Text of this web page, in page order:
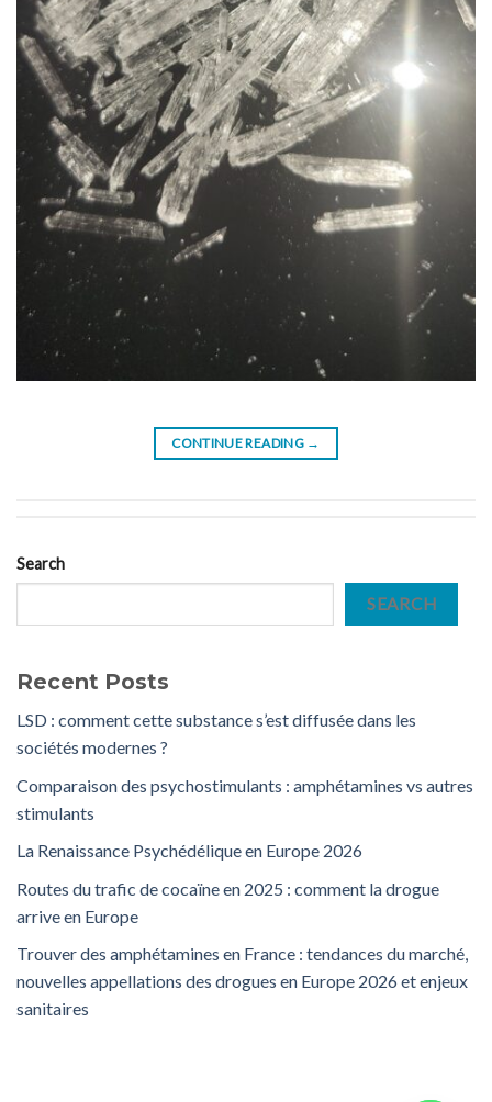
CONTINUE READING →
Search
SEARCH
Recent Posts
LSD : comment cette substance s’est diffusée dans les
sociétés modernes ?
Comparaison des psychostimulants : amphétamines vs autres
stimulants
La Renaissance Psychédélique en Europe 2026
Routes du trafic de cocaïne en 2025 : comment la drogue
arrive en Europe
Trouver des amphétamines en France : tendances du marché,
nouvelles appellations des drogues en Europe 2026 et enjeux
sanitaires